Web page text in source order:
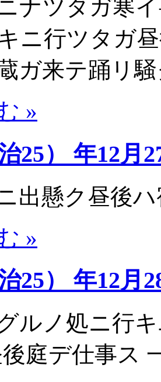
ナツタガ寒
ニ行ツタガ
ガ来テ踊リ
»
25） 年12月
出懸ク昼後
»
25） 年12月
ルノ処ニ行
庭デ仕事ス